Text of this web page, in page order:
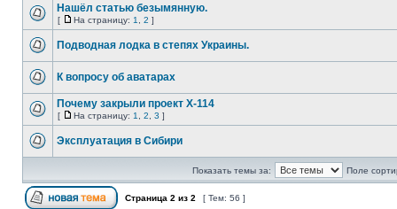
Нашёл статью безымянную.
[ На страницу: 1 2 ]
Подводная лодка в степях Украины.
К вопросу об аватарах
Почему закрыли проект X-114
[ На страницу: 1 2 3 ]
Эксплуатация в Сибири
Показать темы за: Поле
Страница 2 из 2 [ Тем: 56 ]